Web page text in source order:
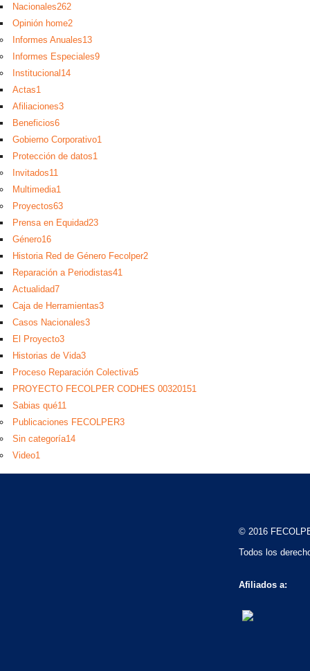
Nacionales262
Opinión home2
Informes Anuales13
Informes Especiales9
Institucional 14
Actas1
Afiliaciones3
Beneficios6
Gobierno Corporativo1
Protección de datos1
Invitados11
Multimedia1
Proyectos63
Prensa en Equidad23
Género16
Historia Red de Género Fecolper2
Reparación a Periodistas41
Actualidad7
Caja de Herramientas3
Casos Nacionales3
El Proyecto3
Historias de Vida3
Proceso Reparación Colectiva5
PROYECTO FECOLPER CODHES 00320151
Sabias qué11
Publicaciones FECOLPER3
Sin categoría14
Video1
© 2016
Todos los
Afiliados a: